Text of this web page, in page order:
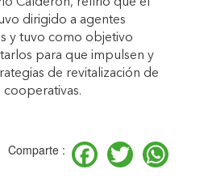
dirigido a agentes
y tuvo como objetivo
para que impulsen y
de revitalización de
cooperativas.
Comparte :
Facebook
Twitter